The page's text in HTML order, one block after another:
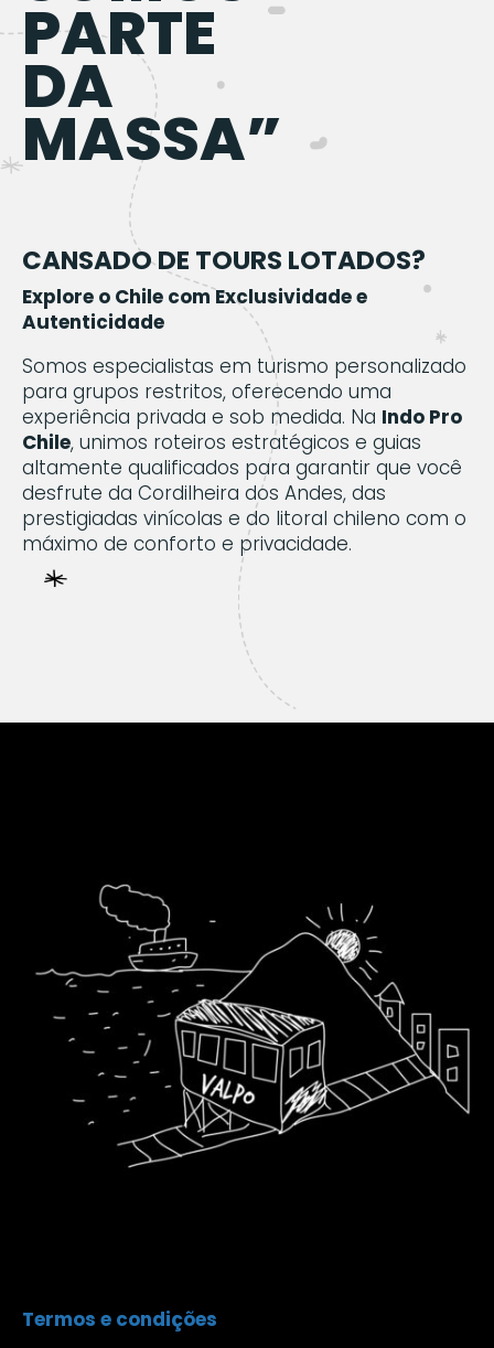
PARTE
DA
MASSA”
CANSADO DE TOURS LOTADOS?
Explore o Chile com Exclusividade e
Autenticidade
Somos especialistas em turismo personalizado
para grupos restritos, oferecendo uma
experiência privada e sob medida. Na Indo Pro
Chile, unimos roteiros estratégicos e guias
altamente qualificados para garantir que você
desfrute da Cordilheira dos Andes, das
prestigiadas vinícolas e do litoral chileno com o
máximo de conforto e privacidade.
Termos e condições